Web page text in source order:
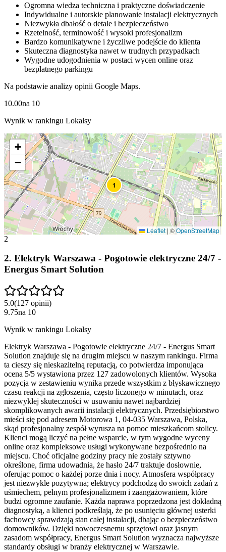
Ogromna wiedza techniczna i praktyczne doświadczenie
Indywidualne i autorskie planowanie instalacji elektrycznych
Niezwykła dbałość o detale i bezpieczeństwo
Rzetelność, terminowość i wysoki profesjonalizm
Bardzo komunikatywne i życzliwe podejście do klienta
Skuteczna diagnostyka nawet w trudnych przypadkach
Wygodne udogodnienia w postaci wycen online oraz
bezpłatnego parkingu
Na podstawie analizy opinii Google Maps.
10.00na 10
Wynik w rankingu Lokalsy
1
+
−
Leaflet | ©OpenStreetMap
2
2. Elektryk Warszawa - Pogotowie elektryczne 24/7 -
Energus Smart Solution
5.0(127 opinii)
9.75na 10
Wynik w rankingu Lokalsy
Elektryk Warszawa - Pogotowie elektryczne 24/7 - Energus Smart
Solution znajduje się na drugim miejscu w naszym rankingu. Firma
ta cieszy się nieskazitelną reputacją, co potwierdza imponująca
ocena 5/5 wystawiona przez 127 zadowolonych klientów. Wysoka
pozycja w zestawieniu wynika przede wszystkim z błyskawicznego
czasu reakcji na zgłoszenia, często liczonego w minutach, oraz
niezwykłej skuteczności w usuwaniu nawet najbardziej
skomplikowanych awarii instalacji elektrycznych. Przedsiębiorstwo
mieści się pod adresem Motorowa 1, 04-035 Warszawa, Polska,
skąd profesjonalny zespół wyrusza na pomoc mieszkańcom stolicy.
Klienci mogą liczyć na pełne wsparcie, w tym wygodne wyceny
online oraz kompleksowe usługi wykonywane bezpośrednio na
miejscu. Choć oficjalne godziny pracy nie zostały sztywno
określone, firma udowadnia, że hasło 24/7 traktuje dosłownie,
oferując pomoc o każdej porze dnia i nocy. Atmosfera współpracy
jest niezwykle pozytywna; elektrycy podchodzą do swoich zadań z
uśmiechem, pełnym profesjonalizmem i zaangażowaniem, które
budzi ogromne zaufanie. Każda naprawa poprzedzona jest dokładną
diagnostyką, a klienci podkreślają, że po usunięciu głównej usterki
fachowcy sprawdzają stan całej instalacji, dbając o bezpieczeństwo
domowników. Dzięki nowoczesnemu sprzętowi oraz jasnym
zasadom współpracy, Energus Smart Solution wyznacza najwyższe
standardy obsługi w branży elektrycznej w Warszawie.